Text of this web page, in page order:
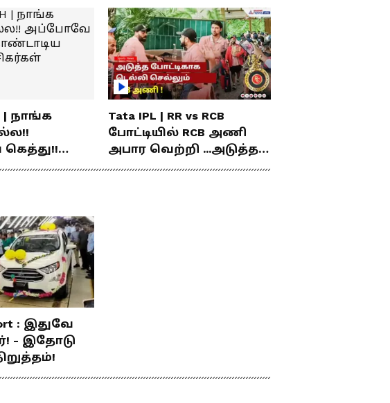
| நாங்க
Tata IPL | RR vs RCB
போட்டியில் RCB அணி
அபார வெற்றி ...அடுத்த
: இதுவே
- இதோடு